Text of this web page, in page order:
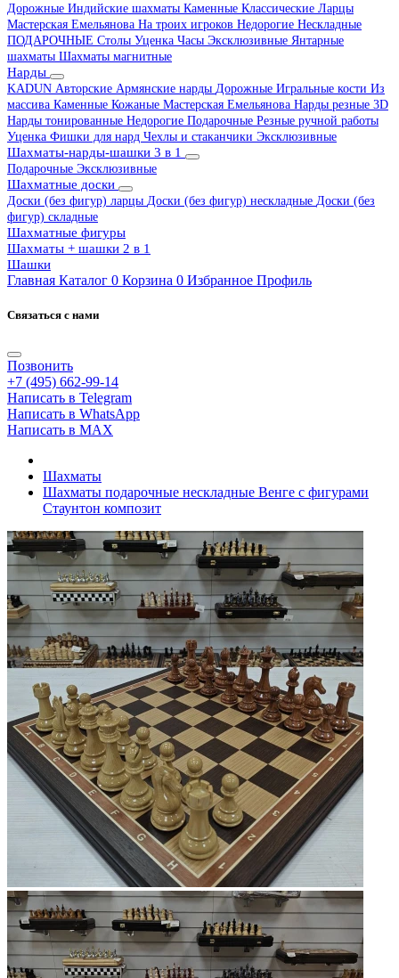
Дорожные Индийские шахматы Каменные Классические Ларцы
Мастерская Емельянова На троих игроков Недорогие Нескладные
ПОДАРОЧНЫЕ Столы Уценка Часы Эксклюзивные Янтарные
шахматы Шахматы магнитные
Нарды
KADUN Авторские Армянские нарды Дорожные Игральные кости Из
массива Каменные Кожаные Мастерская Емельянова Нарды резные 3D
Нарды тонированные Недорогие Подарочные Резные ручной работы
Уценка Фишки для нард Чехлы и стаканчики Эксклюзивные
Шахматы-нарды-шашки 3 в 1
Подарочные Эксклюзивные
Шахматные доски
Доски (без фигур) ларцы Доски (без фигур) нескладные Доски (без
фигур) складные
Шахматные фигуры
Шахматы + шашки 2 в 1
Шашки
Главная Каталог 0 Корзина 0 Избранное Профиль
Связаться с нами
Позвонить
+7 (495) 662-99-14
Написать в Telegram
Написать в WhatsApp
Написать в MAX
Шахматы
Шахматы подарочные нескладные Венге с фигурами
Стаунтон композит